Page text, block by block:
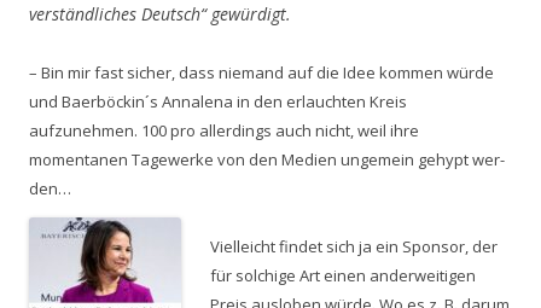
verständ­liches Deutsch“ gewürdigt.
– Bin mir fast sicher, dass niemand auf die Idee kommen würde
und Baerböckin´s Annalena in den erlauchten Kreis
aufzunehmen. 100 pro allerdings auch nicht, weil ihre
momentanen Tagewerke von den Medien ungemein gehypt wer­
den…
Vielleicht findet sich ja ein Sponsor, der
für solchige Art einen anderweitigen